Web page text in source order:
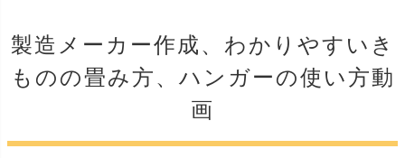
製造メーカー作成、わかりやすいき
ものの畳み方、ハンガーの使い方動
画